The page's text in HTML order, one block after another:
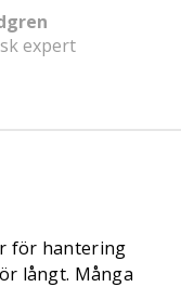
expert
för hantering
långt. Många